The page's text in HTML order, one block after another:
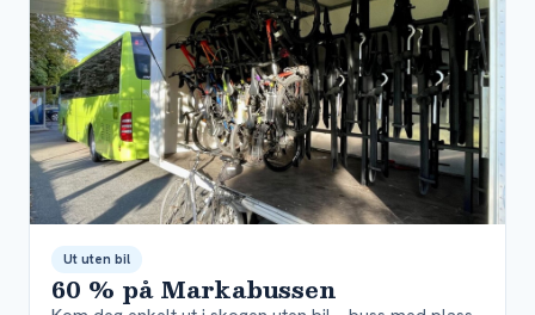
Ut uten bil
60 % på Markabussen